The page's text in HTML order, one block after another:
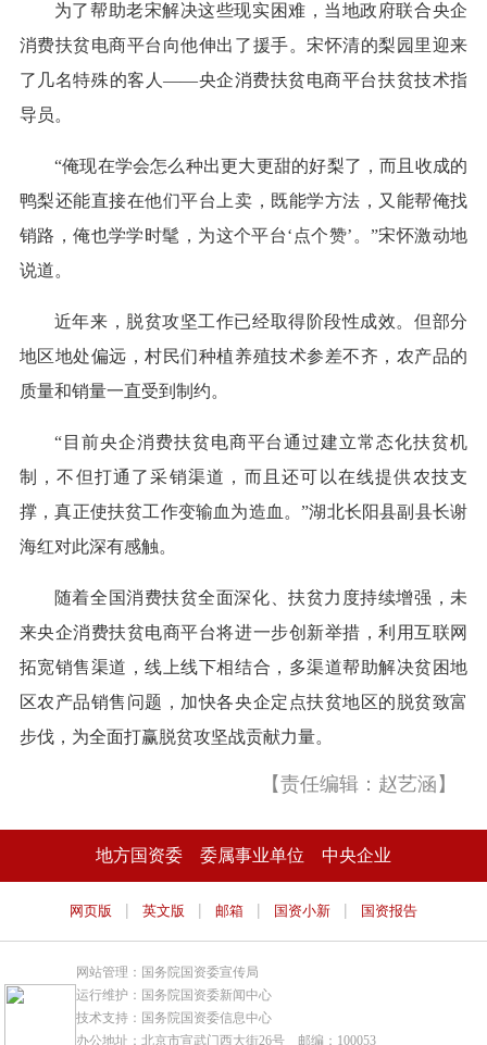
为了帮助老宋解决这些现实困难，当地政府联合央企
消费扶贫电商平台向他伸出了援手。宋怀清的梨园里迎来
了几名特殊的客人——央企消费扶贫电商平台扶贫技术指
导员。
“俺现在学会怎么种出更大更甜的好梨了，而且收成的
鸭梨还能直接在他们平台上卖，既能学方法，又能帮俺找
销路，俺也学学时髦，为这个平台‘点个赞’。”宋怀激动地
说道。
近年来，脱贫攻坚工作已经取得阶段性成效。但部分
地区地处偏远，村民们种植养殖技术参差不齐，农产品的
质量和销量一直受到制约。
“目前央企消费扶贫电商平台通过建立常态化扶贫机
制，不但打通了采销渠道，而且还可以在线提供农技支
撑，真正使扶贫工作变输血为造血。”湖北长阳县副县长谢
海红对此深有感触。
随着全国消费扶贫全面深化、扶贫力度持续增强，未
来央企消费扶贫电商平台将进一步创新举措，利用互联网
拓宽销售渠道，线上线下相结合，多渠道帮助解决贫困地
区农产品销售问题，加快各央企定点扶贫地区的脱贫致富
步伐，为全面打赢脱贫攻坚战贡献力量。
【责任编辑：赵艺涵】
地方国资委 委属事业单位 中央企业
网页版 | 英文版 | 邮箱 | 国资小新 | 国资报告
网站管理：国务院国资委宣传局
运行维护：国务院国资委新闻中心
技术支持：国务院国资委信息中心
办公地址：北京市宣武门西大街26号 邮编：100053